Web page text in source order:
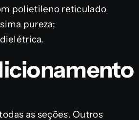
polietileno reticulado
pureza;
as seções. Outros